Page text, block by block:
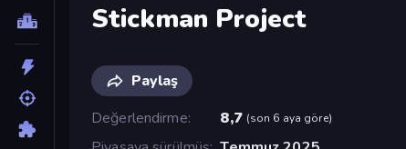
Stickman Project
Paylaş
Değerlendirme
8,7 (son 6 aya göre)